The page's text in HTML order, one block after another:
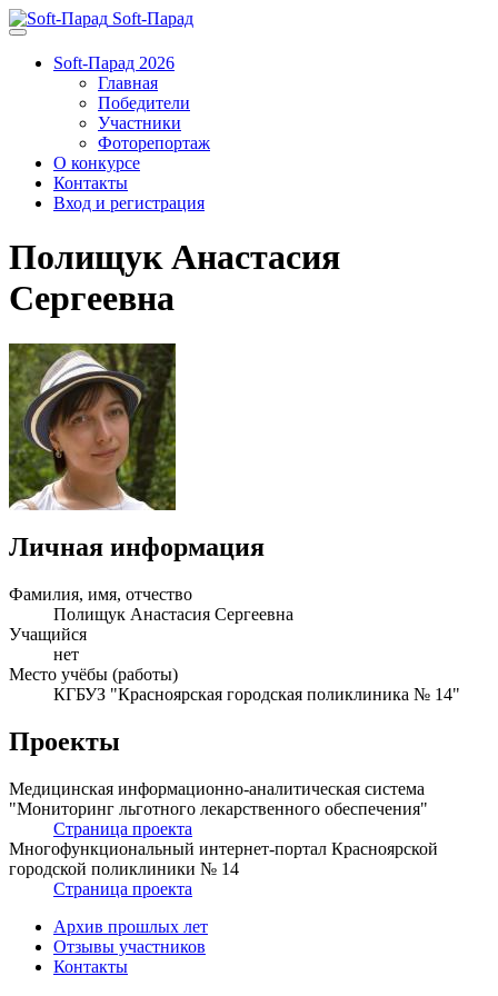
Soft-Парад
Soft-Парад 2026
Главная
Победители
Участники
Фоторепортаж
О конкурсе
Контакты
Вход и регистрация
Полищук Анастасия
Сергеевна
Личная информация
Фамилия, имя, отчество
Полищук Анастасия Сергеевна
Учащийся
нет
Место учёбы (работы)
КГБУЗ "Красноярская городская поликлиника № 14"
Проекты
Медицинская информационно-аналитическая система
"Мониторинг льготного лекарственного обеспечения"
Страница проекта
Многофункциональный интернет-портал Красноярской
городской поликлиники № 14
Страница проекта
Архив прошлых лет
Отзывы участников
Контакты